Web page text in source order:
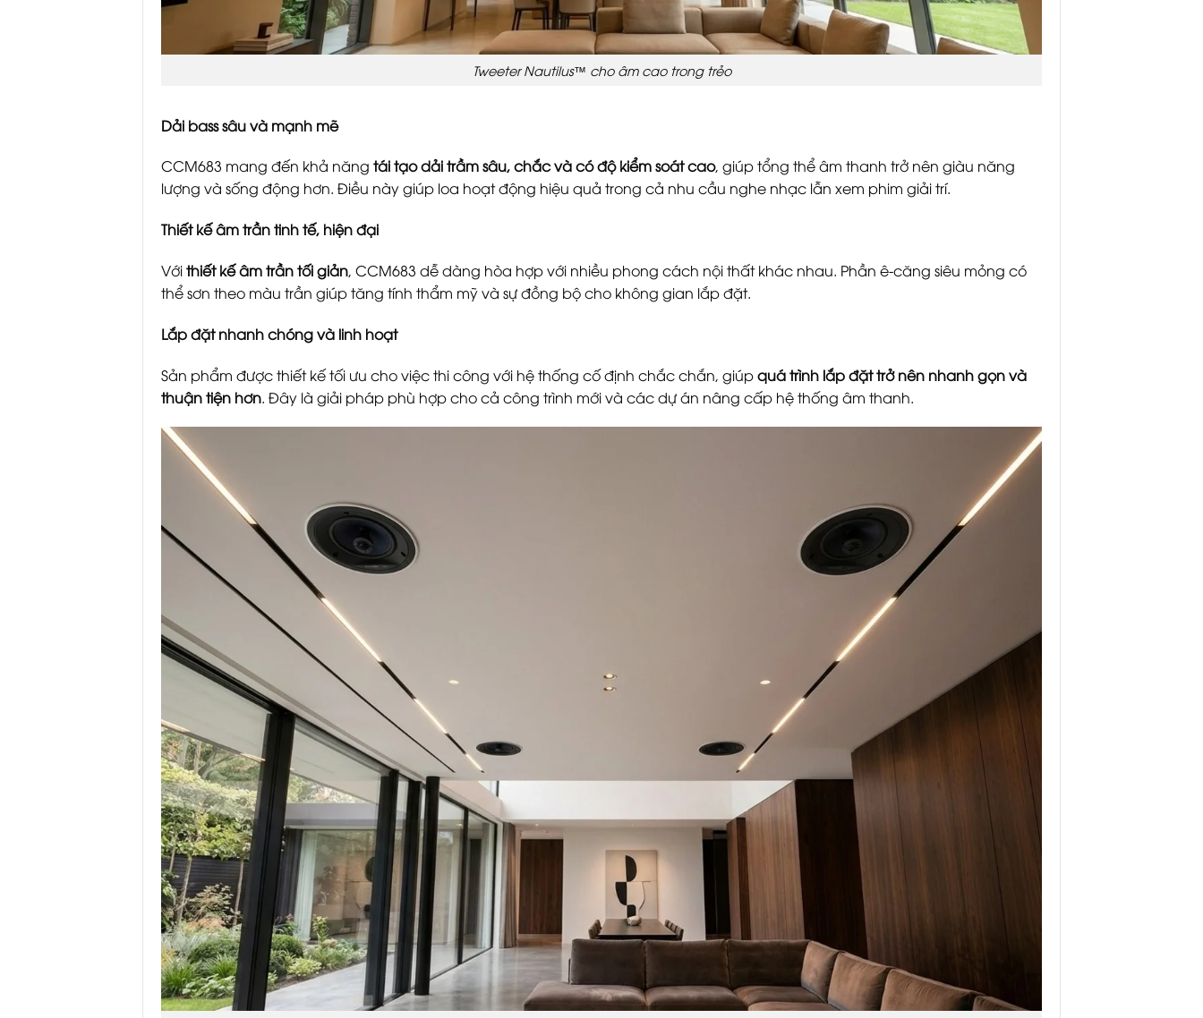
Tweeter Nautilus™ cho âm cao trong trẻo
Dải bass sâu và mạnh mẽ
CCM683 mang đến khả năng tái tạo dải trầm sâu, chắc và có độ kiểm soát cao, giúp tổng thể âm thanh trở nên giàu năng
lượng và sống động hơn. Điều này giúp loa hoạt động hiệu quả trong cả nhu cầu nghe nhạc lẫn xem phim giải trí.
Thiết kế âm trần tinh tế, hiện đại
Vớithiết kế âm trần tối giản, CCM683 dễ dàng hòa hợp với nhiều phong cách nội thất khác nhau. Phần ê-căng siêu mỏng có
thể sơn theo màu trần giúp tăng tính thẩm mỹ và sự đồng bộ cho không gian lắp đặt.
Lắp đặt nhanh chóng và linh hoạt
Sản phẩm được thiết kế tối ưu cho việc thi công với hệ thống cố định chắc chắn, giúpquá trình lắp đặt trở nên nhanh gọn và
thuận tiện hơn. Đây là giải pháp phù hợp cho cả công trình mới và các dự án nâng cấp hệ thống âm thanh.